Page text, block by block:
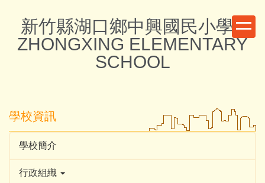
新竹縣湖口鄉中興國民小學 -
ZHONGXING ELEMENTARY
SCHOOL
學校資訊
學校簡介
行政組織